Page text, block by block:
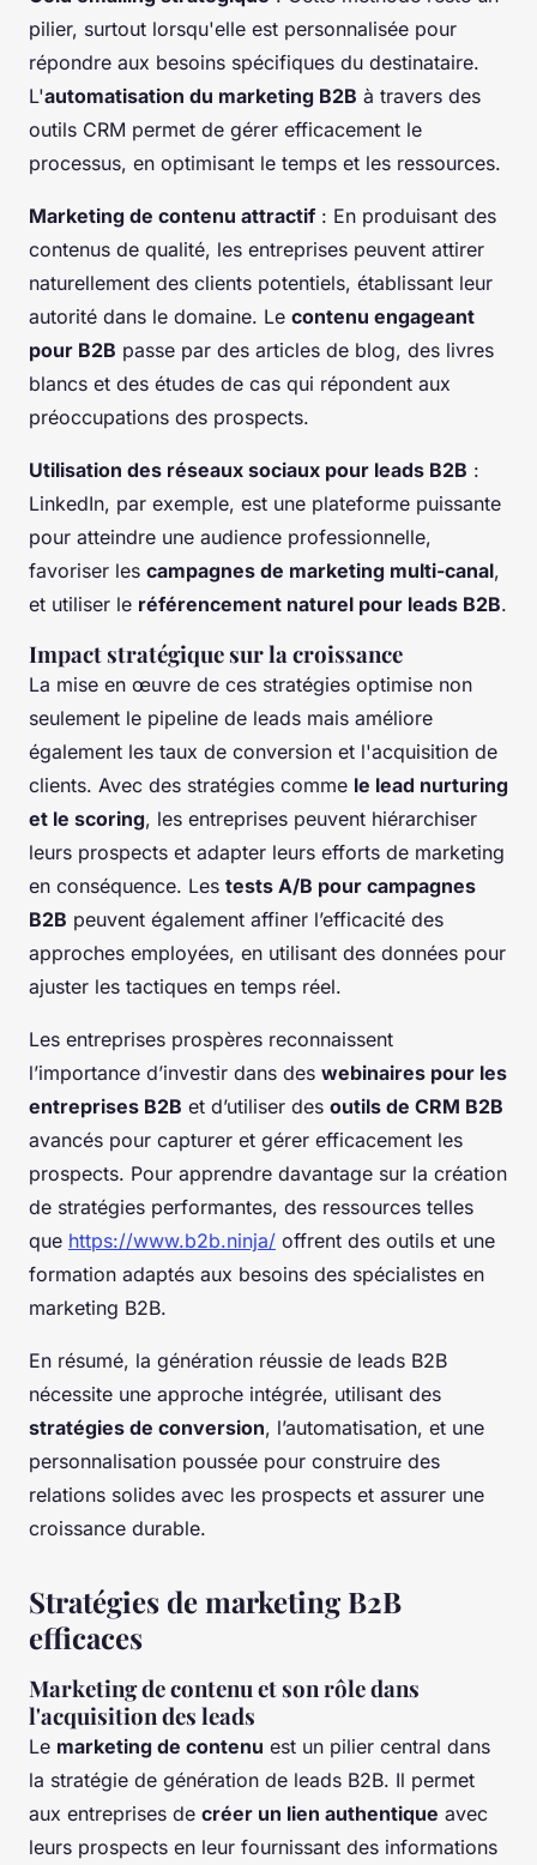
pilier, surtout lorsqu'elle est personnalisée pour
répondre aux besoins spécifiques du destinataire.
L'automatisation du marketing B2B à travers des
outils CRM permet de gérer efficacement le
processus, en optimisant le temps et les ressources.
Marketing de contenu attractif : En produisant des
contenus de qualité, les entreprises peuvent attirer
naturellement des clients potentiels, établissant leur
autorité dans le domaine. Le contenu engageant
pour B2B passe par des articles de blog, des livres
blancs et des études de cas qui répondent aux
préoccupations des prospects.
Utilisation des réseaux sociaux pour leads B2B :
LinkedIn, par exemple, est une plateforme puissante
pour atteindre une audience professionnelle,
favoriser les campagnes de marketing multi-canal,
et utiliser le référencement naturel pour leads B2B.
Impact stratégique sur la croissance
La mise en œuvre de ces stratégies optimise non
seulement le pipeline de leads mais améliore
également les taux de conversion et l'acquisition de
clients. Avec des stratégies comme le lead nurturing
et le scoring, les entreprises peuvent hiérarchiser
leurs prospects et adapter leurs efforts de marketing
en conséquence. Les tests A/B pour campagnes
B2B peuvent également affiner l’efficacité des
approches employées, en utilisant des données pour
ajuster les tactiques en temps réel.
Les entreprises prospères reconnaissent
l’importance d’investir dans des webinaires pour les
entreprises B2B et d’utiliser des outils de CRM B2B
avancés pour capturer et gérer efficacement les
prospects. Pour apprendre davantage sur la création
de stratégies performantes, des ressources telles
que https://www.b2b.ninja/ offrent des outils et une
formation adaptés aux besoins des spécialistes en
marketing B2B.
En résumé, la génération réussie de leads B2B
nécessite une approche intégrée, utilisant des
stratégies de conversion, l’automatisation, et une
personnalisation poussée pour construire des
relations solides avec les prospects et assurer une
croissance durable.
Stratégies de marketing B2B
efficaces
Marketing de contenu et son rôle dans
l'acquisition des leads
Le marketing de contenu est un pilier central dans
la stratégie de génération de leads B2B. Il permet
aux entreprises de créer un lien authentique avec
leurs prospects en leur fournissant des informations